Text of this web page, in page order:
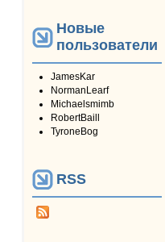
Новые
пользователи
JamesKar
NormanLearf
Michaelsmimb
RobertBaill
TyroneBog
RSS